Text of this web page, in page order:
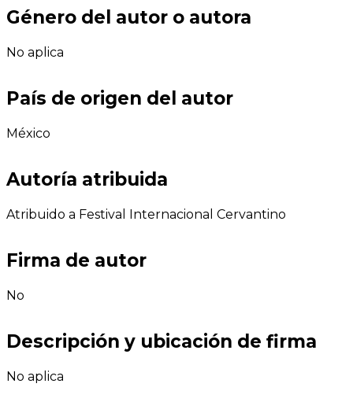
Género del autor o autora
No aplica
País de origen del autor
México
Autoría atribuida
Atribuido a Festival Internacional Cervantino
Firma de autor
No
Descripción y ubicación de firma
No aplica